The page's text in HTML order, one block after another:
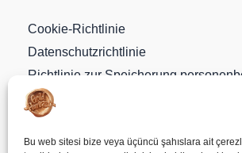
Bu web sitesi bize veya üçüncü şahıslara ait
Cookie-Richtlinie
Datenschutzrichtlinie
Richtlinie zur Speicherung
Bewerbungsformular
Einwilligungserklärung